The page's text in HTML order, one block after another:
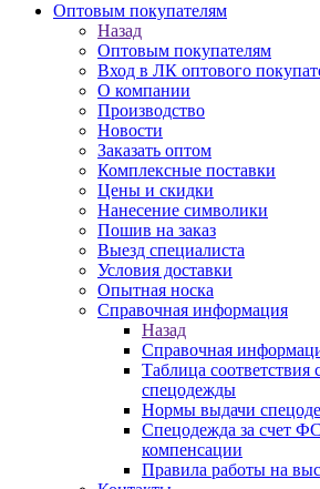
Оптовым покупателям
Назад
Оптовым покупателям
Вход в ЛК оптового
О компании
Производство
Новости
Заказать оптом
Комплексные поставки
Цены и скидки
Нанесение символики
Пошив на заказ
Выезд специалиста
Условия доставки
Опытная носка
Справочная информация
Назад
Справочная
Таблица соответствия
спецодежды
Нормы выдачи
Спецодежда за счет
компенсации
Правила работы на